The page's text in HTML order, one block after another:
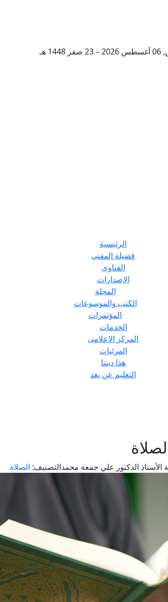
هـ
الرئيسية
فضيلة المفتى
الفتاوى
الإصدارات
المجلة
الكتب والموسوعات
المؤتمرات
الخدمات
المركز الإعلامى
المرئيات
هذا ديننا
التعليم عن بعد
الأستاذ الدكتور علي جمعة محمدالتصنيف: الصلاة